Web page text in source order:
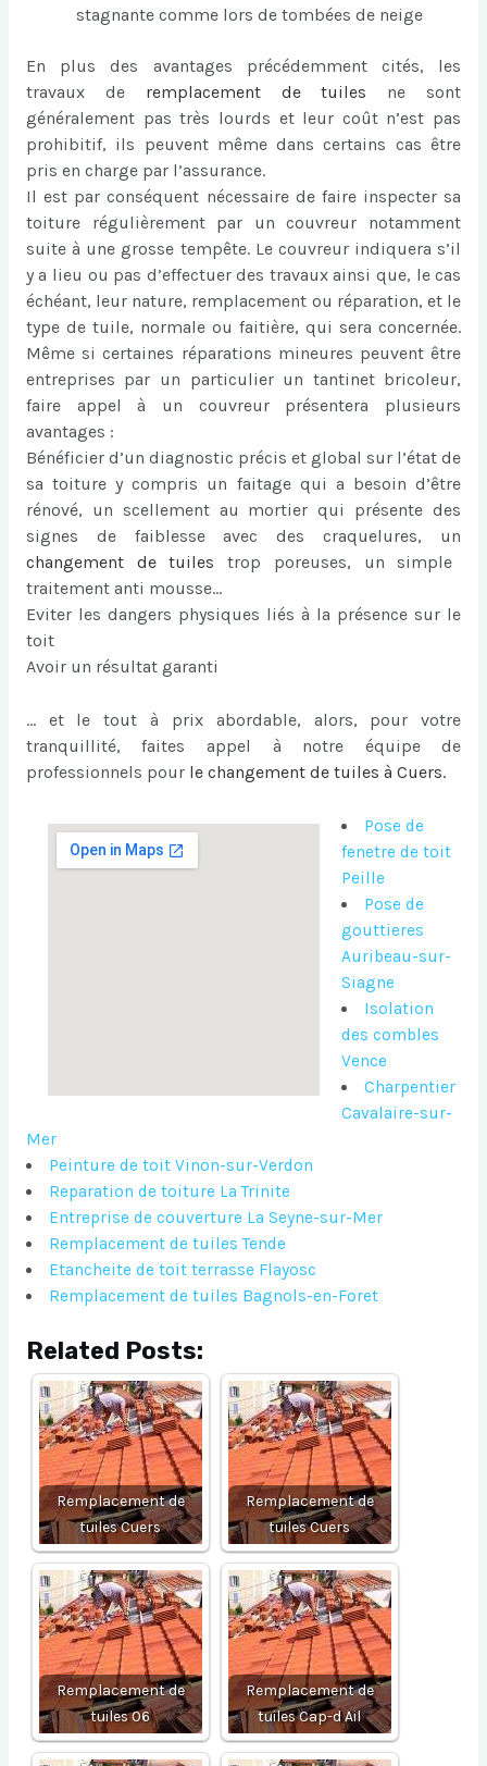
stagnante comme lors de tombées de neige
En plus des avantages précédemment cités, les
travaux de
remplacement de tuiles
ne sont
généralement pas très lourds et leur coût n’est pas
prohibitif, ils peuvent même dans certains cas être
pris en charge par l’assurance.
Il est par conséquent nécessaire de faire inspecter sa
toiture régulièrement par un couvreur notamment
suite à une grosse tempête. Le couvreur indiquera s’il
y a lieu ou pas d’effectuer des travaux ainsi que, le cas
échéant, leur nature, remplacement ou réparation, et le
type de tuile, normale ou faitière, qui sera concernée.
Même si certaines réparations mineures peuvent être
entreprises par un particulier un tantinet bricoleur,
faire appel à un couvreur présentera plusieurs
avantages :
Bénéficier d’un diagnostic précis et global sur l’état de
sa toiture y compris un faitage qui a besoin d’être
rénové, un scellement au mortier qui présente des
signes de faiblesse avec des craquelures, un
changement de tuiles trop poreuses, un simple
traitement anti mousse…
Eviter les dangers physiques liés à la présence sur le
toit
Avoir un résultat garanti
… et le tout à prix abordable, alors, pour votre
tranquillité, faites appel à notre équipe de
professionnels pour le changement de tuiles à Cuers.
Pose de
fenetre de toit
Peille
Pose de
gouttieres
Auribeau-sur-
Siagne
Isolation
des combles
Vence
Charpentier
Cavalaire-sur-
Mer
Peinture de toit Vinon-sur-Verdon
Reparation de toiture La Trinite
Entreprise de couverture La Seyne-sur-Mer
Remplacement de tuiles Tende
Etancheite de toit terrasse Flayosc
Remplacement de tuiles Bagnols-en-Foret
Related Posts:
Remplacement de
tuiles Cuers
Remplacement de
tuiles Cuers
Remplacement de
tuiles 06
Remplacement de
tuiles Cap-d Ail